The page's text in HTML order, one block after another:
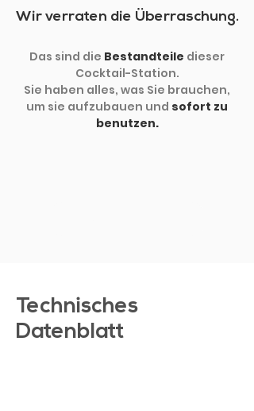
Wir verraten die Überraschung.
Das sind die Bestandteile dieser
Cocktail-Station.
Sie haben alles, was Sie brauchen,
um sie aufzubauen und sofort zu
benutzen.
Technisches
Datenblatt